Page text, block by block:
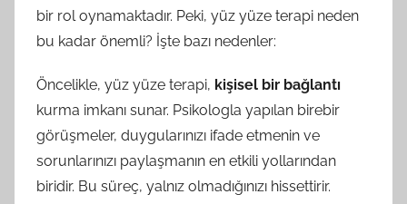
bir rol oynamaktadır. Peki, yüz yüze terapi neden
bu kadar önemli? İşte bazı nedenler:
Öncelikle, yüz yüze terapi, kişisel bir bağlantı
kurma imkanı sunar. Psikologla yapılan birebir
görüşmeler, duygularınızı ifade etmenin ve
sorunlarınızı paylaşmanın en etkili yollarından
biridir. Bu süreç, yalnız olmadığınızı hissettirir.